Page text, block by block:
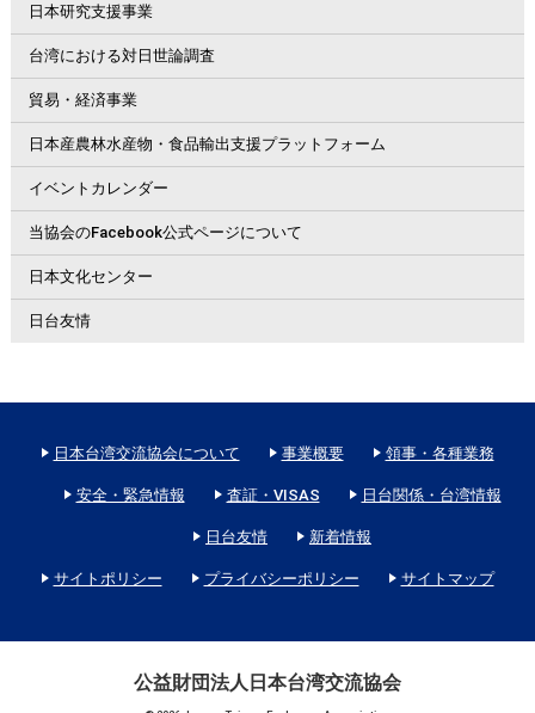
日本研究支援事業
台湾における対日世論調査
貿易・経済事業
日本産農林水産物・食品輸出支援プラットフォーム
イベントカレンダー
当協会のFacebook公式ページについて
日本文化センター
日台友情
日本台湾交流協会について 事業概要 領事・各種業務
安全・緊急情報 査証・VISAS 日台関係・台湾情報
日台友情 新着情報
サイトポリシー プライバシーポリシー サイトマップ
公益財団法人日本台湾交流協会